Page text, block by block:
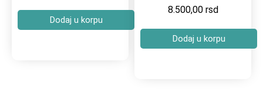
Dodaj u korpu
8.500,00 rsd
Dodaj u korpu